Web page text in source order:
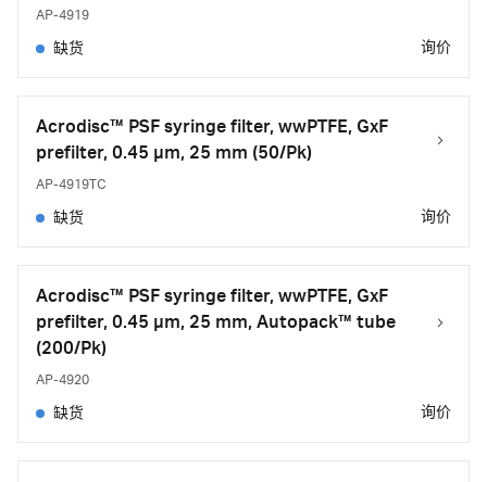
AP-4919
缺货 询价
Acrodisc™ PSF syringe filter, wwPTFE, GxF
prefilter, 0.45 µm, 25 mm (50/Pk)
AP-4919TC
缺货 询价
Acrodisc™ PSF syringe filter, wwPTFE, GxF
prefilter, 0.45 µm, 25 mm, Autopack™ tube
(200/Pk)
AP-4920
缺货 询价